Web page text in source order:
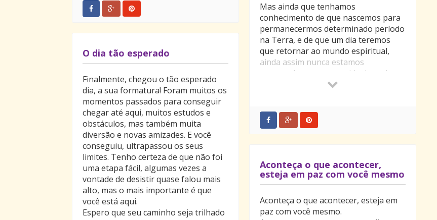
Mas ainda que tenhamos
conhecimento de que nascemos para
permanecermos determinado período
na Terra, e de que um dia teremos
que retornar ao mundo espiritual,
ainda assim nunca estamos
preparados para a partida daqueles a
em nossos corações e a dor da
incerteza, da dúvida. Nestes
o desalento, a dor e a tristeza tomem
Devemos elevar o nosso pensamento
a Deus e a Jesus pedindo forças,
prosseguirmos, pois a vida segue.
O dia tão esperado
Finalmente, chegou o tão esperado
dia, a sua formatura! Foram muitos os
momentos passados para conseguir
chegar até aqui, muitos estudos e
obstáculos, mas também muita
diversão e novas amizades. E você
conseguiu, ultrapassou os seus
limites. Tenho certeza de que não foi
uma etapa fácil, algumas vezes a
vontade de desistir quase falou mais
alto, mas o mais importante é que
você está aqui.
Espero que seu caminho seja trilhado
Aconteça o que acontecer,
esteja em paz com você mesmo
Aconteça o que acontecer, esteja em
paz com você mesmo.